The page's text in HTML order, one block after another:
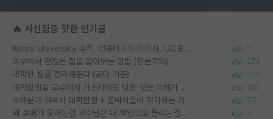
🔥 시선집중 핫한 인기글
Korea University 수학, 컴퓨터과학 이학사, UC Berkeley 산업공학 대학원 공학박사가 되는 것은 쉽지 않겠죠? 11
외부에서 괜찮은 랩을 알아보는 방법 (장문주의) 276
대학원 월급 정리해준다 (공대 기준) 275
대학원생들 교수에게 가스라이팅 당한 것은 이해가 갑니다. 안타깝네요. 120
소재분야 석박사 대학원생 + 물박사들이 착각하는 거 77
왜 후배가 못하는걸 교수님은 내 책임으로 돌리는걸까요? 7